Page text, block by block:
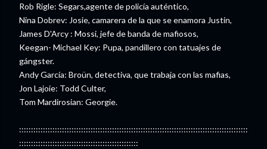
Rob Rigle: Segars,agente de policía auténtico,
Nina Dobrev: Josie, camarera de la que se enamora Justin,
James D'Arcy : Mossi, jefe de banda de mafiosos,
Keegan- Michael Key: Pupa, pandillero con tatuajes de
gángster.
Andy García: Broün, detectiva, que trabaja con las mafias,
Jon Lajoie: Todd Culter,
Tom Mardirosian: Georgie.
::::::::::::::::::::::::::::::::::::::::::::::::::::::::::::::::::::::::::::::::::::::::::::::::
::::::::::::::::::::::::::::::::::::::::::::::::::